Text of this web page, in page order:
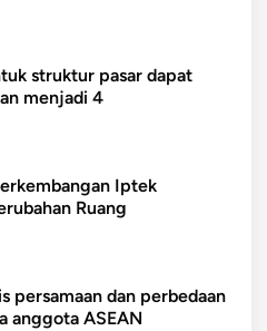
struktur pasar dapat
menjadi 4
Iptek
Ruang
persamaan dan perbedaan
anggota ASEAN